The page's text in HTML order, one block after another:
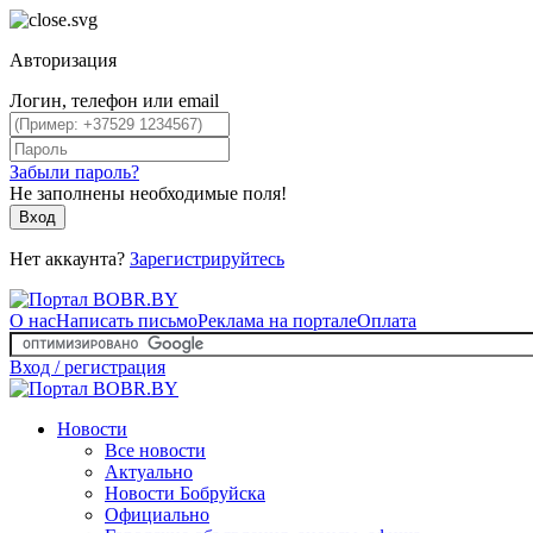
Авторизация
Логин, телефон или email
Забыли пароль?
Не заполнены необходимые поля!
Вход
Нет аккаунта? Зарегистрируйтесь
О насНаписать письмоРеклама на порталеОплата
Вход / регистрация
Новости
Все новости
Актуально
Новости Бобруйска
Официально